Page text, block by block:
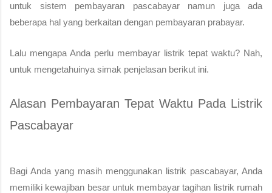
untuk sistem pembayaran pascabayar namun juga ada
beberapa hal yang berkaitan dengan pembayaran prabayar.
Lalu mengapa Anda perlu membayar listrik tepat waktu? Nah,
untuk mengetahuinya simak penjelasan berikut ini.
Alasan Pembayaran Tepat Waktu Pada Listrik
Pascabayar
Bagi Anda yang masih menggunakan listrik pascabayar, Anda
memiliki kewajiban besar untuk membayar tagihan listrik rumah